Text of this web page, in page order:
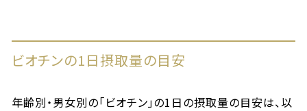
ビオチンの1日摂取量の目安
年齢別・男女別の「ビオチン」の1日の摂取量の目安は、以